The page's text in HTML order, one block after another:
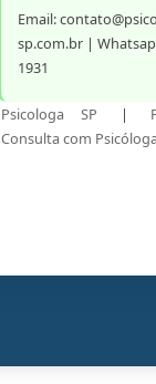
Email:
sp.com.br |
1931
Psicologa SP |
Consulta com Psicóloga